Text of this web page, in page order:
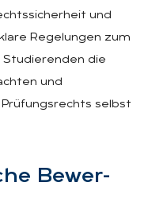
und
Regelungen zum
Studierenden die
und
selbst
Be­wer­